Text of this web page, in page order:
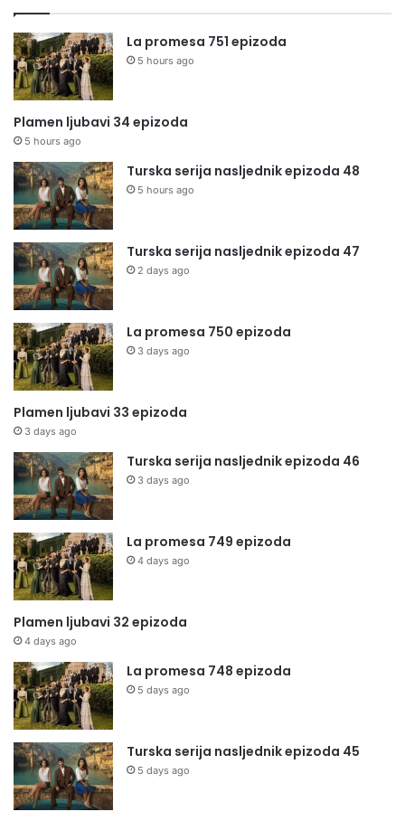
La promesa 751 epizoda
5 hours ago
Plamen ljubavi 34 epizoda
5 hours ago
Turska serija nasljednik epizoda 48
5 hours ago
Turska serija nasljednik epizoda 47
2 days ago
La promesa 750 epizoda
3 days ago
Plamen ljubavi 33 epizoda
3 days ago
Turska serija nasljednik epizoda 46
3 days ago
La promesa 749 epizoda
4 days ago
Plamen ljubavi 32 epizoda
4 days ago
La promesa 748 epizoda
5 days ago
Turska serija nasljednik epizoda 45
5 days ago